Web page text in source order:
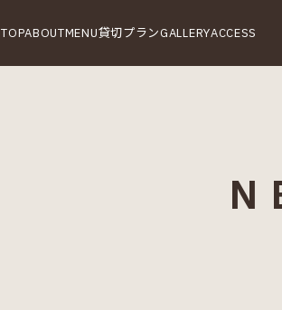
TOPABOUTMENU貸切プランGALLERYACCESS